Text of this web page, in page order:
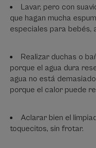
Lavar, pero con
que hagan mucha
especiales para bebés,
Realizar duchas o
porque el agua dura
agua no está
porque el calor puede
Aclarar bien el
toquecitos, sin frotar.